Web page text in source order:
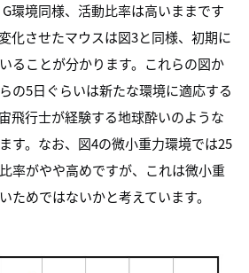
環境同様、活動比率は高いままです
化させたマウスは図3と同様、初期に
ることが分かります。これらの図か
の5日ぐらいは新たな環境に適応する
飛行士が経験する地球酔いのような
す。なお、図4の微小重力環境では25
率がやや高めですが、これは微小重
ためではないかと考えています。